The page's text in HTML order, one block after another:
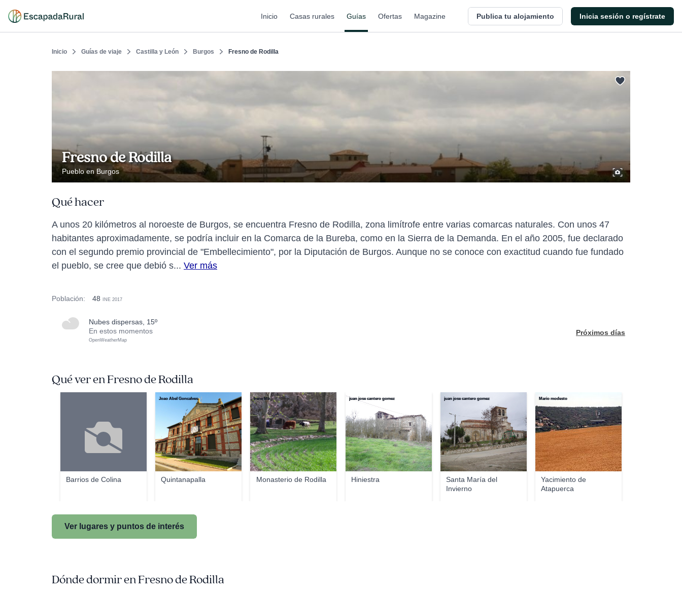
Inicio Casas rurales Guías Ofertas Magazine Publica tu alojamiento Inicia sesión o regístrate
Inicio Guías de viaje Castilla y León Burgos Fresno de Rodilla
Fresno de Rodilla
Pueblo en Burgos
Qué hacer
A unos 20 kilómetros al noroeste de Burgos, se encuentra Fresno de Rodilla, zona limítrofe entre varias comarcas naturales. Con unos 47
habitantes aproximadamente, se podría incluir en la Comarca de la Bureba, como en la Sierra de la Demanda. En el año 2005, fue declarado
con el segundo premio provincial de "Embellecimiento", por la Diputación de Burgos. Aunque no se conoce con exactitud cuando fue fundado
el pueblo, se cree que debió s... Ver más
Población: 48 INE 2017
nubes dispersas, 15º
En estos momentos
OpenWeatherMap
Próximos días
Qué ver en Fresno de Rodilla
Barrios de Colina Quintanapalla
Joao Abel Goncalves
Monasterio de Rodilla
Irene Mb
Hiniestra
juan jose cantero gomez
Santa María del
Invierno
juan jose cantero gomez
Yacimiento de
Atapuerca
Mario modesto
Ver lugares y puntos de interés
Dónde dormir en Fresno de Rodilla